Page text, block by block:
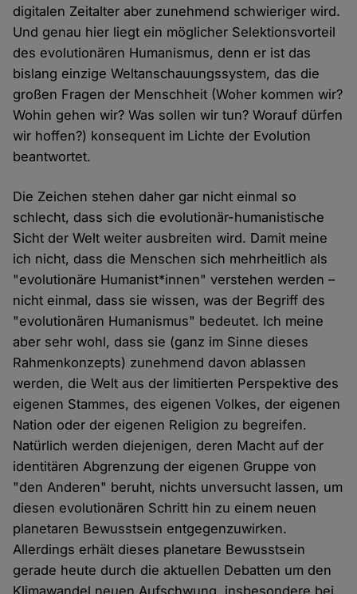
digitalen Zeitalter aber zunehmend schwieriger wird.
Und genau hier liegt ein möglicher Selektionsvorteil
des evolutionären Humanismus, denn er ist das
bislang einzige Weltanschauungssystem, das die
großen Fragen der Menschheit (Woher kommen wir?
Wohin gehen wir? Was sollen wir tun? Worauf dürfen
wir hoffen?) konsequent im Lichte der Evolution
beantwortet.
Die Zeichen stehen daher gar nicht einmal so
schlecht, dass sich die evolutionär-humanistische
Sicht der Welt weiter ausbreiten wird. Damit meine
ich nicht, dass die Menschen sich mehrheitlich als
"evolutionäre Humanist*innen" verstehen werden –
nicht einmal, dass sie wissen, was der Begriff des
"evolutionären Humanismus" bedeutet. Ich meine
aber sehr wohl, dass sie (ganz im Sinne dieses
Rahmenkonzepts) zunehmend davon ablassen
werden, die Welt aus der limitierten Perspektive des
eigenen Stammes, des eigenen Volkes, der eigenen
Nation oder der eigenen Religion zu begreifen.
Natürlich werden diejenigen, deren Macht auf der
identitären Abgrenzung der eigenen Gruppe von
"den Anderen" beruht, nichts unversucht lassen, um
diesen evolutionären Schritt hin zu einem neuen
planetaren Bewusstsein entgegenzuwirken.
Allerdings erhält dieses planetare Bewusstsein
gerade heute durch die aktuellen Debatten um den